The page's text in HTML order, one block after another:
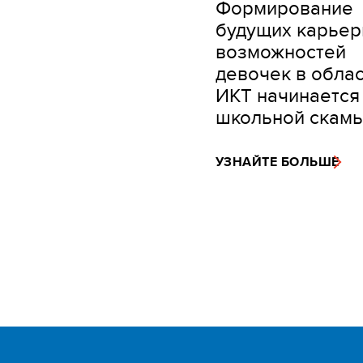
Формирование
будущих
возможностей
девочек в
ИКТ
школьной
УЗНАЙТЕ БОЛЬШЕ